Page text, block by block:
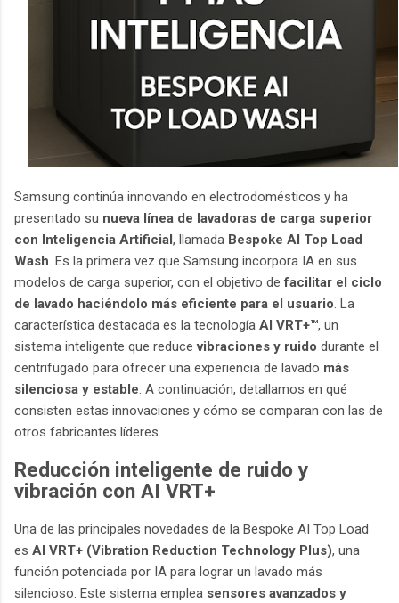
Samsung continúa innovando en electrodomésticos y ha
presentado su nueva línea de lavadoras de carga superior
con Inteligencia Artificial, llamada Bespoke AI Top Load
Wash. Es la primera vez que Samsung incorpora IA en sus
modelos de carga superior, con el objetivo defacilitar el ciclo
de lavado haciéndolo más eficiente para el usuario. La
característica destacada es la tecnología AI VRT+™, un
sistema inteligente que reducevibraciones y ruido durante el
centrifugado para ofrecer una experiencia de lavado más
silenciosa y estable. A continuación, detallamos en qué
consisten estas innovaciones y cómo se comparan con las de
otros fabricantes líderes.
Reducción inteligente de ruido y
vibración con AI VRT+
Una de las principales novedades de la Bespoke AI Top Load
es AI VRT+ (Vibration Reduction Technology Plus), una
función potenciada por IA para lograr un lavado más
silencioso. Este sistema emplea sensores avanzados y